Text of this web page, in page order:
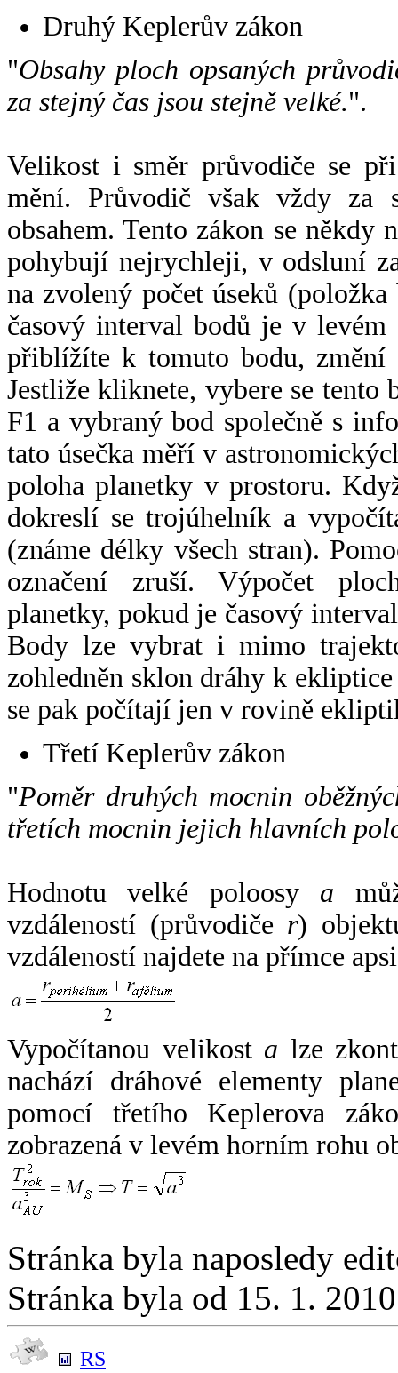
Druhý Keplerův zákon
"Obsahy ploch opsaných
za stejný čas jsou stejně velké.".
Velikost i směr průvodiče se
mění. Průvodič však vždy za
obsahem. Tento zákon se někdy
pohybují nejrychleji, v odsluní
na zvolený počet úseků
časový interval bodů je v
přiblížíte k tomuto bodu,
Jestliže kliknete, vybere se tento
F1 a vybraný bod společně s
tato úsečka měří v
poloha planetky v prostoru.
dokreslí se trojúhelník a
(známe délky všech stran).
označení zruší. Výpočet
planetky, pokud je časový
Body lze vybrat i mimo
zohledněn sklon dráhy k
se pak počítají jen v rovině
Třetí Keplerův zákon
"Poměr druhých mocnin
třetích mocnin jejich hlavních
Hodnotu velké poloosy a
vzdáleností (průvodiče r)
vzdáleností najdete na přímce
Vypočítanou velikost a lze
nachází dráhové elementy
pomocí třetího Keplerova
zobrazená v levém horním rohu
Stránka byla naposledy
Stránka byla od 15. 1.
RS